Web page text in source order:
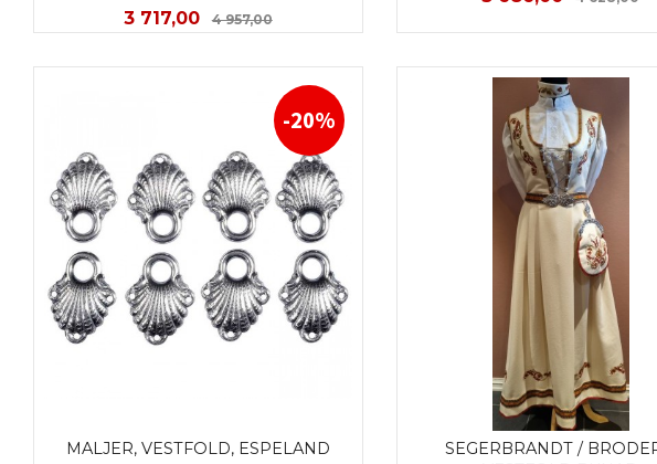
Tilbud
3 717,00 4 957,00Rabatt
KJØP
MALJER, VESTFOLD, ESPELAND
-20%
SEGERBRANDT /